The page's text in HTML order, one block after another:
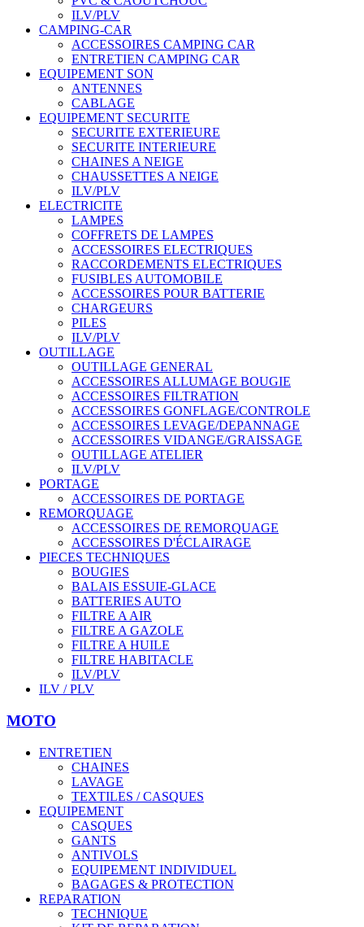
ILV/PLV
CAMPING-CAR
ACCESSOIRES CAMPING CAR
ENTRETIEN CAMPING CAR
EQUIPEMENT SON
ANTENNES
CABLAGE
EQUIPEMENT SECURITE
SECURITE EXTERIEURE
SECURITE INTERIEURE
CHAINES A NEIGE
CHAUSSETTES A NEIGE
ILV/PLV
ELECTRICITE
LAMPES
COFFRETS DE LAMPES
ACCESSOIRES ELECTRIQUES
RACCORDEMENTS ELECTRIQUES
FUSIBLES AUTOMOBILE
ACCESSOIRES POUR BATTERIE
CHARGEURS
PILES
ILV/PLV
OUTILLAGE
OUTILLAGE GENERAL
ACCESSOIRES ALLUMAGE BOUGIE
ACCESSOIRES FILTRATION
ACCESSOIRES GONFLAGE/CONTROLE
ACCESSOIRES LEVAGE/DEPANNAGE
ACCESSOIRES VIDANGE/GRAISSAGE
OUTILLAGE ATELIER
ILV/PLV
PORTAGE
ACCESSOIRES DE PORTAGE
REMORQUAGE
ACCESSOIRES DE REMORQUAGE
ACCESSOIRES D'ÉCLAIRAGE
PIECES TECHNIQUES
BOUGIES
BALAIS ESSUIE-GLACE
BATTERIES AUTO
FILTRE A AIR
FILTRE A GAZOLE
FILTRE A HUILE
FILTRE HABITACLE
ILV/PLV
ILV / PLV
MOTO
ENTRETIEN
CHAINES
LAVAGE
TEXTILES / CASQUES
EQUIPEMENT
CASQUES
GANTS
ANTIVOLS
EQUIPEMENT INDIVIDUEL
BAGAGES & PROTECTION
REPARATION
TECHNIQUE